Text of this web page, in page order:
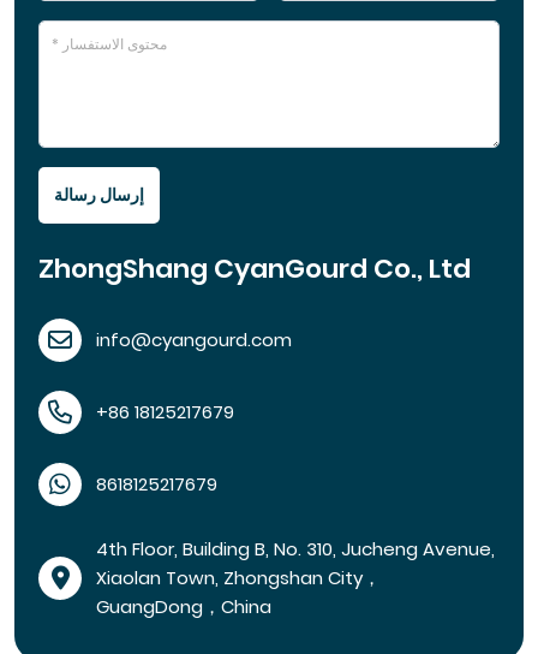
إرسال رسالة
ZhongShang CyanGourd Co., Ltd
info@cyangourd.com
+86 18125217679
8618125217679
4th Floor, Building B, No. 310, Jucheng Avenue,
Xiaolan Town, Zhongshan City，
GuangDong，China